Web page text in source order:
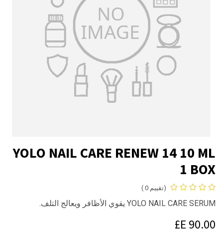
YOLO NAIL CARE RENEW 14 10 ML
1 BOX
(تقييم 0 )
YOLO NAIL CARE SERUM يقوي الأظافر ويعالج التلف.
90.00